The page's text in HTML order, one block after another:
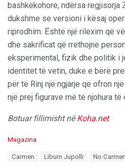
bashkëkohore, ndërsa regjisorja
dukshme se versioni i kësaj
riprodhim. Është një rilexim që
dhe sakrificat që rrethojnë
eksperimental, fizik dhe politik i
identitet të vetin, duke e bërë
për të Rinj një ngjarje që ofron
një prej figurave më të njohura të
Botuar fillimisht nëKoha.net
C
Magazina
Carmen Liburn Jupolli No Carmen